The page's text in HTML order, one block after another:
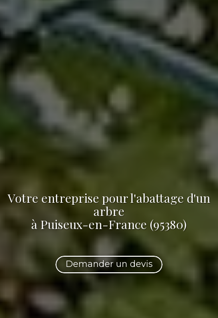
Votre entreprise pour l'abattage d'un
arbre
à Puiseux-en-France (95380)
Demander un devis